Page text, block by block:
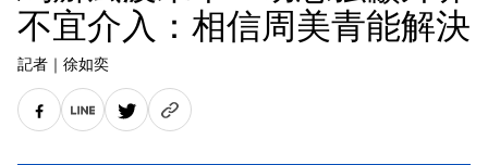
不宜介入：相信周美青能解決
記者 ｜ 徐如奕